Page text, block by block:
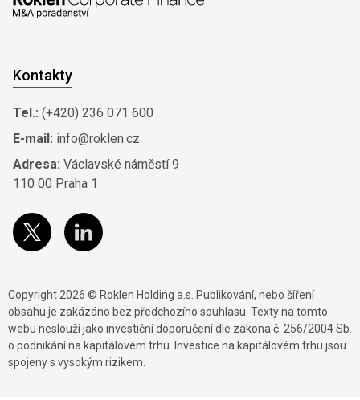
Kontakty
Tel.: (+420) 236 071 600
E-mail: info@roklen.cz
Adresa: Václavské náměstí 9
110 00 Praha 1
Copyright 2026 © Roklen Holding a.s. Publikování, nebo šíření
obsahu je zakázáno bez předchozího souhlasu. Texty na tomto
webu neslouží jako investiční doporučení dle zákona č. 256/2004 Sb.
o podnikání na kapitálovém trhu. Investice na kapitálovém trhu jsou
spojeny s vysokým rizikem.